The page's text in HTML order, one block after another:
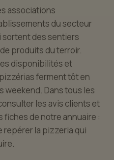
associations
du secteur
des sentiers
produits du terroir.
disponibilités et
ferment tôt en
weekend. Dans tous les
les avis clients et
de notre annuaire :
repérer la pizzeria qui